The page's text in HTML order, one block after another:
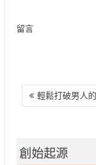
留言
文
章 輕鬆打破男人
創始起源